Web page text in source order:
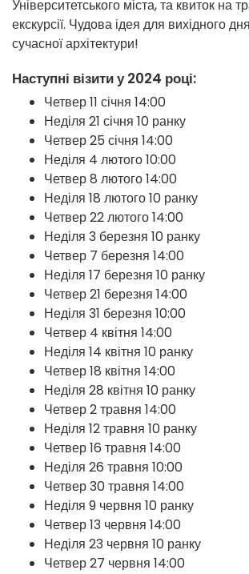
Університетського міста, та квиток на
екскурсії. Чудова ідея для вихідного
сучасної архітектури!
Наступні візити у 2024 році:
Четвер 11 січня 14:00
Неділя 21 січня 10 ранку
Четвер 25 січня 14:00
Неділя 4 лютого 10:00
Четвер 8 лютого 14:00
Неділя 18 лютого 10 ранку
Четвер 22 лютого 14:00
Неділя 3 березня 10 ранку
Четвер 7 березня 14:00
Неділя 17 березня 10 ранку
Четвер 21 березня 14:00
Неділя 31 березня 10:00
Четвер 4 квітня 14:00
Неділя 14 квітня 10 ранку
Четвер 18 квітня 14:00
Неділя 28 квітня 10 ранку
Четвер 2 травня 14:00
Неділя 12 травня 10 ранку
Четвер 16 травня 14:00
Неділя 26 травня 10:00
Четвер 30 травня 14:00
Неділя 9 червня 10 ранку
Четвер 13 червня 14:00
Неділя 23 червня 10 ранку
Четвер 27 червня 14:00